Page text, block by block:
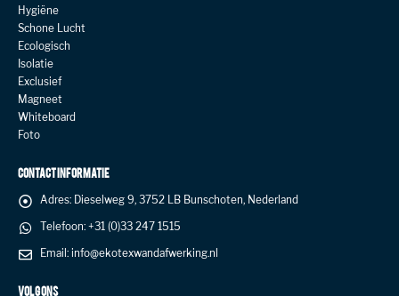
Hygiëne
Schone Lucht
Ecologisch
Isolatie
Exclusief
Magneet
Whiteboard
Foto
CONTACT INFORMATIE
Adres: Dieselweg 9, 3752 LB Bunschoten, Nederland
Telefoon: +31 (0)33 247 1515
Email: info@ekotexwandafwerking.nl
VOLG ONS